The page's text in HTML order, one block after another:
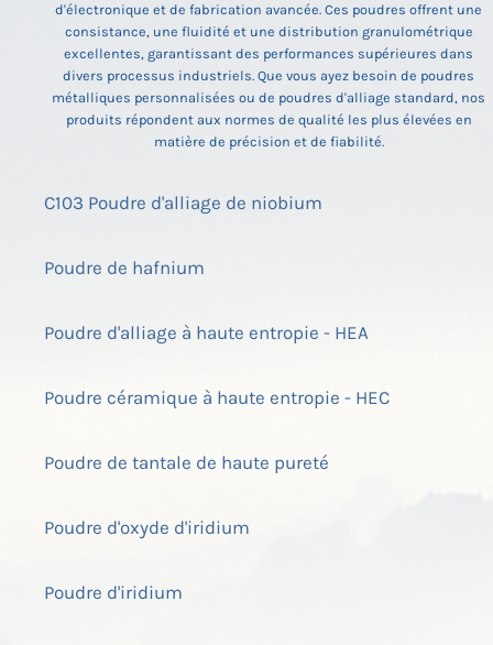
d'électronique et de fabrication avancée. Ces poudres offrent une
consistance, une fluidité et une distribution granulométrique
excellentes, garantissant des performances supérieures dans
divers processus industriels. Que vous ayez besoin de poudres
métalliques personnalisées ou de poudres d'alliage standard, nos
produits répondent aux normes de qualité les plus élevées en
matière de précision et de fiabilité.
C103 Poudre d'alliage de niobium
Poudre de hafnium
Poudre d'alliage à haute entropie - HEA
Poudre céramique à haute entropie - HEC
Poudre de tantale de haute pureté
Poudre d'oxyde d'iridium
Poudre d'iridium